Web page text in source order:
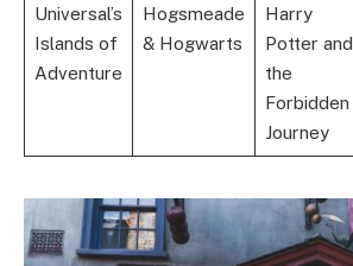
Universal’s
Islands of
Adventure
Hogsmeade
& Hogwarts
Harry
Potter and
the
Forbidden
Journey